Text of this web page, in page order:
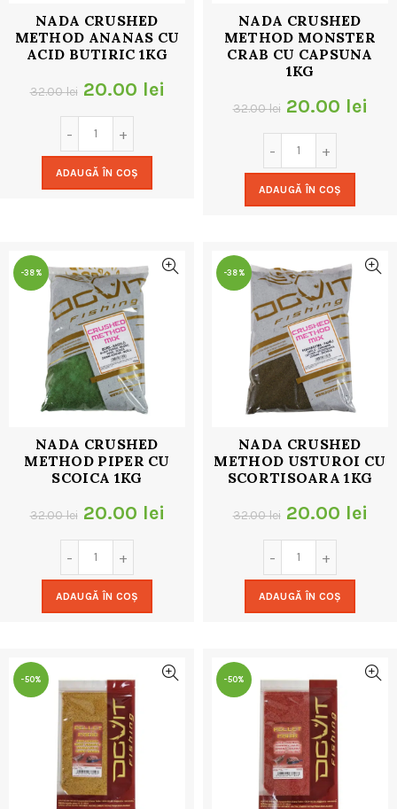
NADA CRUSHED
METHOD ANANAS CU
ACID BUTIRIC 1KG
32.00lei Prețul
inițial
a
fost:
20.00 lei
ADAUGĂ ÎN COȘ
NADA CRUSHED
METHOD MONSTER
CRAB CU CAPSUNA
1KG
32.00lei Prețul
inițial
a
fost:
20.00 lei
ADAUGĂ ÎN COȘ
-38%
NADA CRUSHED
METHOD PIPER CU
SCOICA 1KG
32.00lei Prețul
inițial
a
fost:
20.00 lei
ADAUGĂ ÎN COȘ
-38%
NADA CRUSHED
METHOD USTUROI CU
SCORTISOARA 1KG
32.00lei Prețul
inițial
a
fost:
20.00 lei
ADAUGĂ ÎN COȘ
-50% -50%